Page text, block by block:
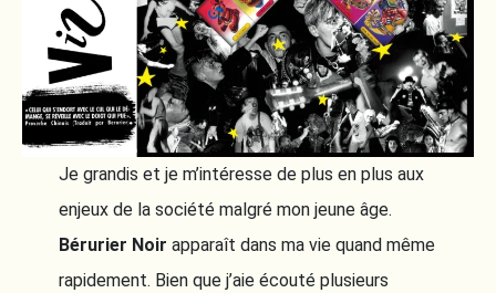
Je grandis et je m’intéresse de plus en plus aux
enjeux de la société malgré mon jeune âge.
Bérurier Noir apparaît dans ma vie quand même
rapidement. Bien que j’aie écouté plusieurs